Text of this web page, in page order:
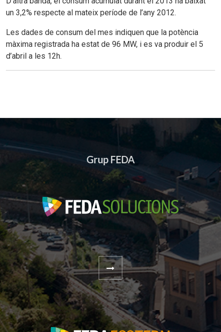
un 3,2% respecte al mateix període de l’any 2012.
Les dades de consum del mes indiquen que la potència
màxima registrada ha estat de 96 MW, i es va produir el 5
d’abril a les 12h.
Grup FEDA